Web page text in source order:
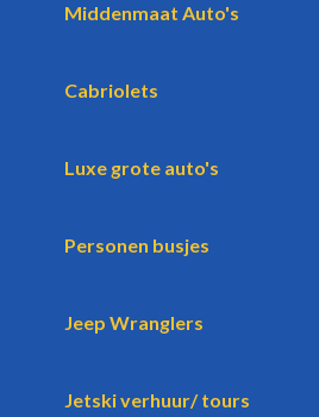
Middenmaat Auto's
Cabriolets
Luxe grote auto's
Personen busjes
Jeep Wranglers
Jetski verhuur/ tours